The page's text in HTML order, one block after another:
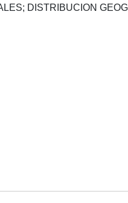
DISTRIBUCION